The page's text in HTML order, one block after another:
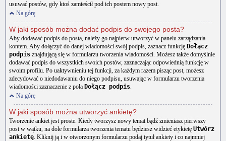
usuwać postów, gdy ktoś zamieścił pod ich postem nowy post.
Na górę
W jaki sposób można dodać podpis do swojego posta?
Aby dodawać podpis do posta, należy go najpierw utworzyć w panelu zarządzania
kontem. Aby dołączyć do danej wiadomości swój podpis, zaznacz funkcję Dołącz
podpis znajdującą się w formularzu tworzenia wiadomości. Możesz także domyślnie
dodawać podpis do wszystkich swoich postów, zaznaczając odpowiednią funkcję w
swoim profilu. Po uaktywnieniu tej funkcji, za każdym razem pisząc post, możesz
zdecydować o niedodawaniu do niego podpisu, usuwając w formularzu tworzenia
wiadomości zaznaczenie z pola Dołącz podpis.
Na górę
W jaki sposób można utworzyć ankietę?
Tworzenie ankiet jest proste. Kiedy tworzysz nowy temat bądź zmieniasz pierwszy
post w wątku, na dole formularza tworzenia tematu będziesz widzieć etykietę Utwórz
ankietę. Kliknij ją i w otworzonym formularzu podaj tytuł ankiety i co najmniej